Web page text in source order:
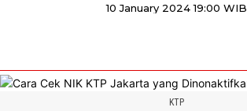
10 January 2024 19:00 WIB
KTP